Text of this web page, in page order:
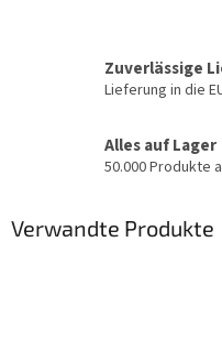
Zuverlässige
Lieferung in die
Alles auf Lager
50.000 Produkte
Verwandte Produkte